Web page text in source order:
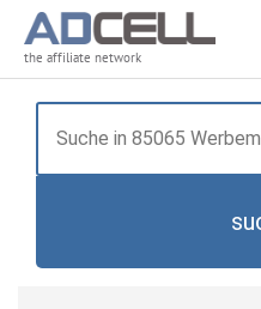
the affiliate network